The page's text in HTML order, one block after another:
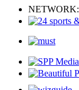
NETWORK: